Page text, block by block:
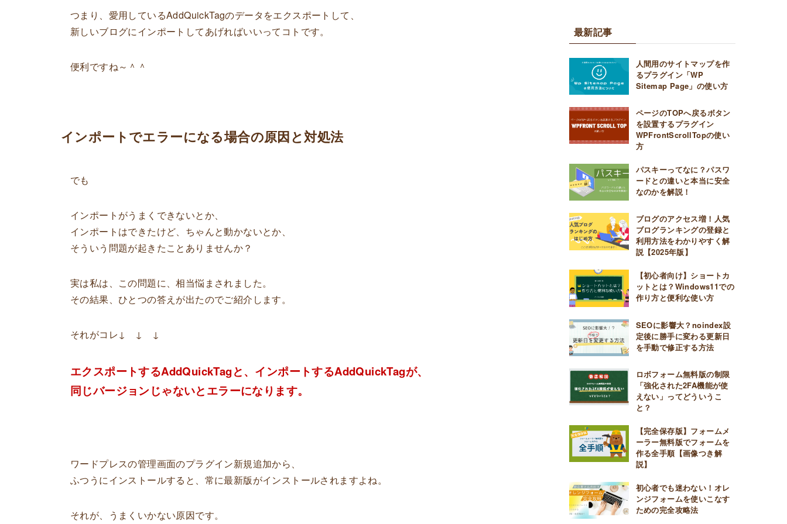
つまり、愛用しているAddQuickTagのデータをエクスポートして、
新しいブログにインポートしてあげればいいってコトです。
便利ですね～＾＾
インポートでエラーになる場合の原因と対処法
でも
インポートがうまくできないとか、
インポートはできたけど、ちゃんと動かないとか、
そういう問題が起きたことありませんか？
実は私は、この問題に、相当悩まされました。
その結果、ひとつの答えが出たのでご紹介します。
それがコレ↓ ↓ ↓
エクスポートするAddQuickTagと、インポートするAddQuickTagが、
同じバージョンじゃないとエラーになります。
ワードプレスの管理画面のプラグイン新規追加から、
ふつうにインストールすると、常に最新版がインストールされますよね。
それが、うまくいかない原因です。
最新記事
人間用のサイトマップを作
るプラグイン「WP
Sitemap Page」の使い方
ページのTOPへ戻るボタン
を設置するプラグイン
WPFrontScrollTopの使い
方
パスキーってなに？パスワ
ードとの違いと本当に安全
なのかを解説！
ブログのアクセス増！人気
ブログランキングの登録と
利用方法をわかりやすく解
説【2025年版】
【初心者向け】ショートカ
ットとは？Windows11での
作り方と便利な使い方
SEOに影響大？noindex設
定後に勝手に変わる更新日
を手動で修正する方法
ロボフォーム無料版の制限
「強化された2FA機能が使
えない」ってどういうこ
と？
【完全保存版】フォームメ
ーラー無料版でフォームを
作る全手順【画像つき解
説】
初心者でも迷わない！オレ
ンジフォームを使いこなす
ための完全攻略法